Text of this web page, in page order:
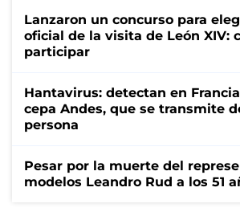
Lanzaron un concurso para
oficial de la visita de León XIV:
participar
Hantavirus: detectan en
cepa Andes, que se transmite
persona
Pesar por la muerte del
modelos Leandro Rud a los 51